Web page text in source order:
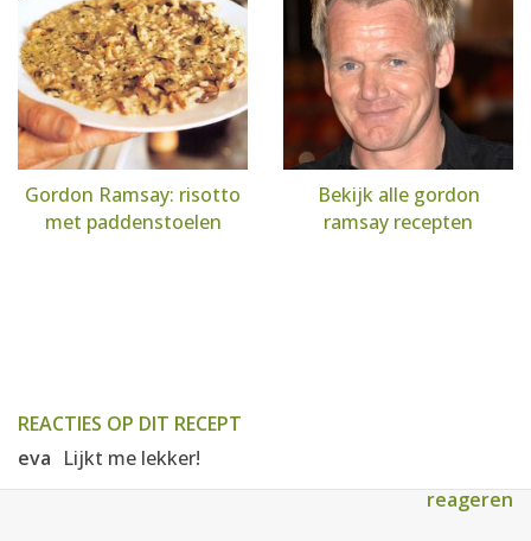
Gordon Ramsay: risotto
met paddenstoelen
Bekijk alle gordon
ramsay recepten
REACTIES OP DIT RECEPT
eva Lijkt me lekker!
reageren